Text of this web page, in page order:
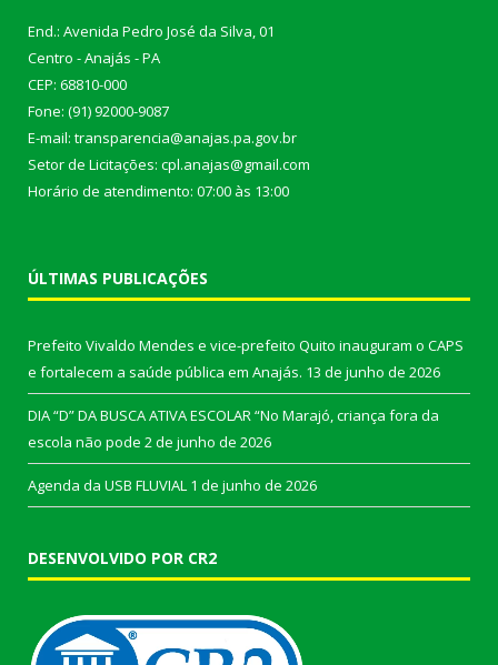
End.: Avenida Pedro José da Silva, 01
Centro - Anajás - PA
CEP: 68810-000
Fone: (91) 92000-9087
E-mail: transparencia@anajas.pa.gov.br
Setor de Licitações: cpl.anajas@gmail.com
Horário de atendimento: 07:00 às 13:00
ÚLTIMAS PUBLICAÇÕES
Prefeito Vivaldo Mendes e vice-prefeito Quito inauguram o CAPS
e fortalecem a saúde pública em Anajás. 13 de junho de 2026
DIA “D” DA BUSCA ATIVA ESCOLAR “No Marajó, criança fora da
escola não pode 2 de junho de 2026
Agenda da USB FLUVIAL 1 de junho de 2026
DESENVOLVIDO POR CR2